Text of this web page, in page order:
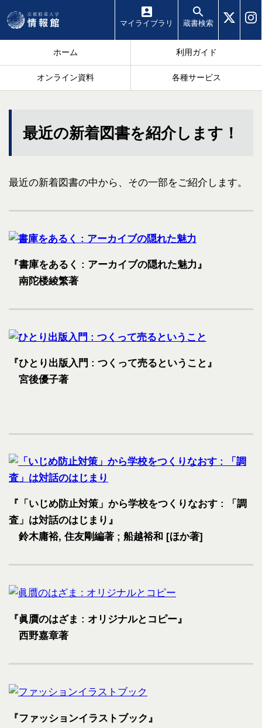
マイ ライブラリ 蔵書検索
ホーム 利用ガイド
オンライン資料 各種サービス
最近の新着図書を紹介します！
最近の新着図書の中から、その一部をご紹介します。
『書庫をあるく : アーカイブの隠れた魅力』
南陀楼綾繁著
『ひとり出版入門 : つくって売るということ』
宮後優子著
『「いじめ防止対策」から学校をつくりなおす : 「調
査」は対話のはじまり』
鈴木庸裕, 住友剛編著 ; 船越裕和 [ほか著]
『眞贋のはざま : オリジナルとコピー』
西野嘉章著
『ファッションイラストブック』